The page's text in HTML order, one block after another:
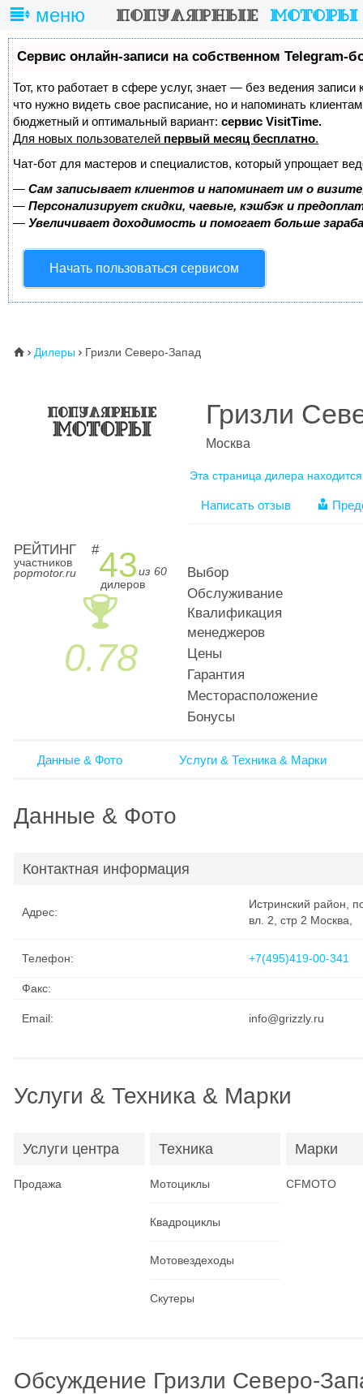
меню
Сервис онлайн-записи на собственном Telegram-
Тот, кто работает в сфере услуг, знает — без ведения записи
что нужно видеть свое расписание, но и напоминать
бюджетный и оптимальный вариант: сервис VisitTime.
Для новых пользователей первый месяц бесплатно.
Чат-бот для мастеров и специалистов, который упрощает
— Сам записывает клиентов и напоминает им о
— Персонализирует скидки, чаевые, кэшбэк и
— Увеличивает доходимость и помогает больше
Начать пользоваться сервисом
⌂  Дилеры  Гризли Северо-Запад
Гризли
Москва
Эта страница дилера
Написать отзыв
РЕЙТИНГ
участников
popmotor.ru
#43из 60
дилеров
🏆
0.78
Выбор
Обслуживание
Квалификация
менеджеров
Цены
Гарантия
Месторасположение
Бонусы
Данные & Фото Услуги & Техника & Марки
Данные & Фото
Контактная информация
Адрес:
Истринский район,
вл. 2, стр 2 Москва,
Телефон: +7(495)419-00-341
Факс:
Email: info@grizzly.ru
Услуги & Техника & Марки
Услуги центра
Продажа
Техника
Мотоциклы
Квадроциклы
Мотовездеходы
Скутеры
Марки
CFMOTO
Обсуждение Гризли Северо-